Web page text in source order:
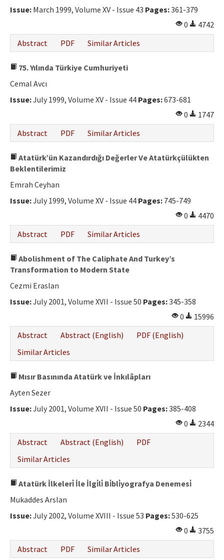
Issue: March 1999, Volume XV - Issue 43 Pages:361-379
0
4742
Abstract
PDF Similar Articles
75. Yılında Türkiye Cumhuriyeti
Cemal Avcı
Issue:July 1999, Volume XV - Issue 44 Pages:673-681
0
1747
Abstract
PDF Similar Articles
Atatürk’ün Kazandırdığı Değerler Ve Atatürkçülükten
Beklentilerimiz
Emrah Ceyhan
Issue:July 1999, Volume XV - Issue 44 Pages: 745-749
0
4470
Abstract
PDF Similar Articles
Abolishment of The Caliphate And Turkey’s
Transformation to Modern State
Cezmi Eraslan
Issue:July 2001, Volume XVII - Issue 50 Pages:345-358
0
15996
Abstract
Abstract (English)
PDF (English)
Similar Articles
Mısır Basınında Atatürk ve İnkılâpları
Ayten Sezer
Issue:July 2001, Volume XVII - Issue 50 Pages:385-408
0
2344
Abstract
Abstract (English)
PDF
Similar Articles
Atatürk İlkeleri̇ İle İlgi̇li̇ Bi̇bli̇yografya Denemesi̇
Mukaddes Arslan
Issue:July 2002, Volume XVIII - Issue 53 Pages:530-625
0
3755
Abstract
PDF Similar Articles